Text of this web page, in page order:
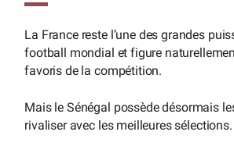
La France reste l’une des grandes
football mondial et figure
favoris de la compétition.
Mais le Sénégal possède désormais
rivaliser avec les meilleures sélections.